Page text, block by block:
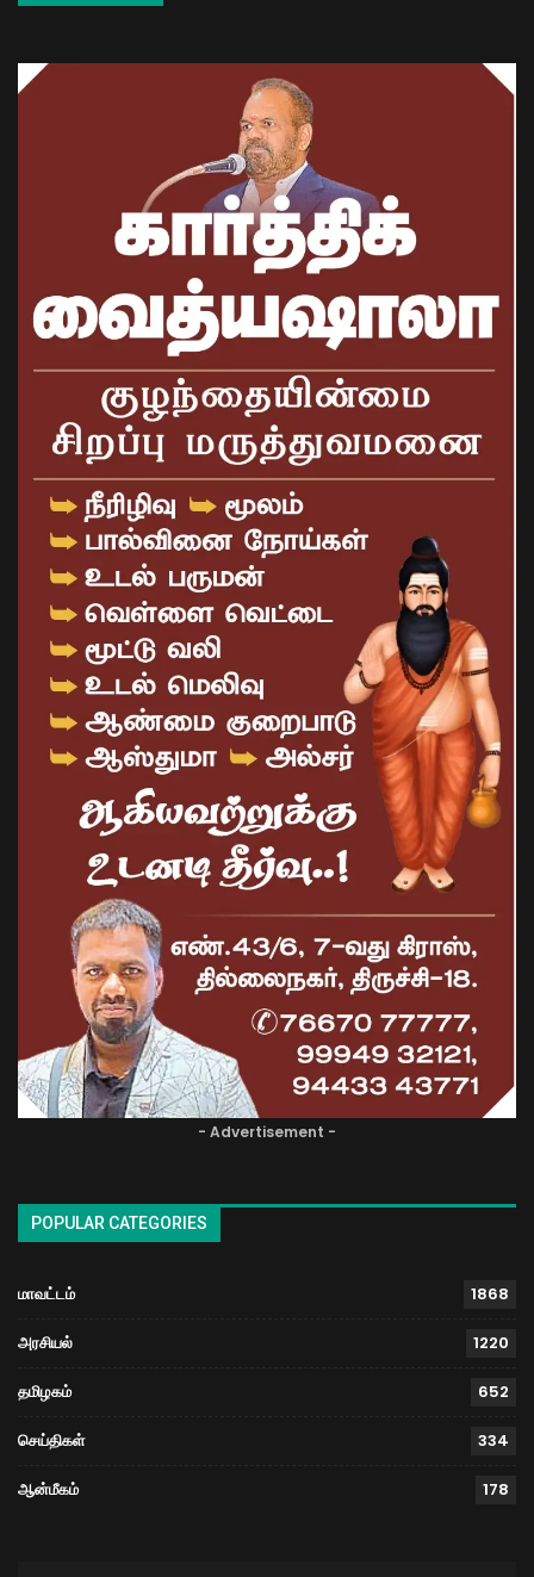
- Advertisement -
POPULAR CATEGORIES
மாவட்டம் 1868
அரசியல் 1220
தமிழகம் 652
செய்திகள் 334
ஆன்மீகம் 178